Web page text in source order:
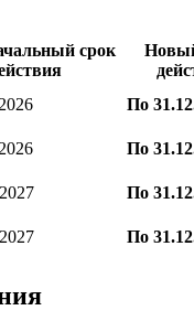
срок
По
По
По
По